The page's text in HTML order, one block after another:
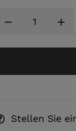
Stellen Sie